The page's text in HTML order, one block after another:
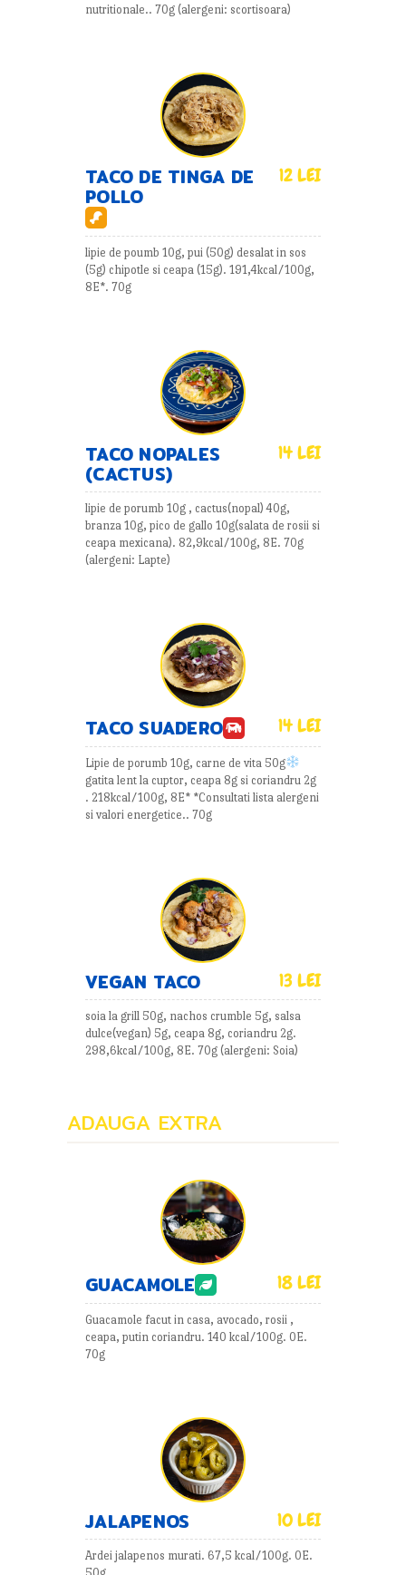
nutritionale.. 70g (alergeni: scortisoara)
TACO DE TINGA DE
POLLO
12 LEI
lipie de poumb 10g, pui (50g) desalat in sos
(5g) chipotle si ceapa (15g). 191,4kcal/100g,
8E*. 70g
TACO NOPALES
(CACTUS)
14 LEI
lipie de porumb 10g , cactus(nopal) 40g,
branza 10g, pico de gallo 10g(salata de rosii si
ceapa mexicana). 82,9kcal/100g, 8E. 70g
(alergeni: Lapte)
TACO SUADERO 14 LEI
Lipie de porumb 10g, carne de vita 50g
gatita lent la cuptor, ceapa 8g si coriandru 2g
. 218kcal/100g, 8E* *Consultati lista alergeni
si valori energetice.. 70g
VEGAN TACO 13 LEI
soia la grill 50g, nachos crumble 5g, salsa
dulce(vegan) 5g, ceapa 8g, coriandru 2g.
298,6kcal/100g, 8E. 70g (alergeni: Soia)
ADAUGA EXTRA
GUACAMOLE 18 LEI
Guacamole facut in casa, avocado, rosii ,
ceapa, putin coriandru. 140 kcal/100g. 0E.
70g
JALAPENOS 10 LEI
Ardei jalapenos murati. 67,5 kcal/100g. 0E.